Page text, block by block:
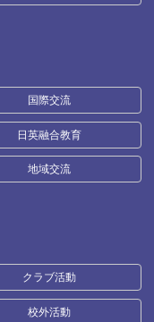
国際交流
日英融合教育
地域交流
クラブ活動
校外活動